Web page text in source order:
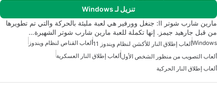
تنزيل لـ Windows
مارين شارب شوتر II: جنغل وورفير هي لعبة مليئة بالحركة والتي تم تطويرها
من قبل جارهيد جيمز. إنها تكملة للعبة مارين شارب شوتر الشهيرة…
Windowsألعاب إطلاق النار للأكشن لنظام ويندوز 11
ألعاب القناص لنظام ويندوز
ألعاب التصويب من منظور الشخص الأولألعاب إطلاق النار العسكرية
ألعاب إطلاق النار الحركية